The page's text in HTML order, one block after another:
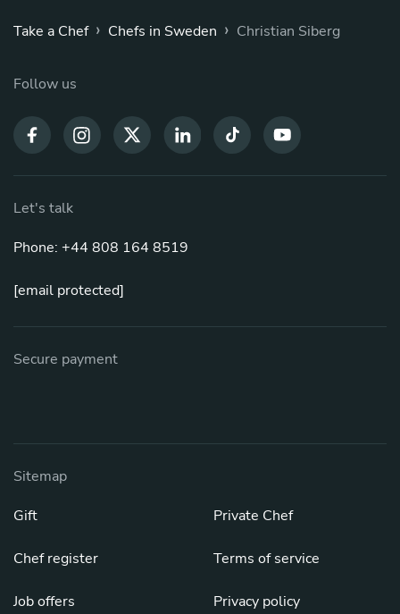
Take a Chef › Chefs in Sweden › Christian Siberg
Follow us
Let's talk
Phone: +44 808 164 8519
[email protected]
Secure payment
Sitemap
Gift
Chef register
Job offers
Private Chef
Terms of service
Privacy policy